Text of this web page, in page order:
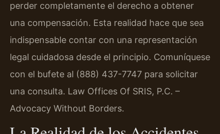
perder completamente el derecho a obtener
una compensación. Esta realidad hace que sea
indispensable contar con una representación
legal cuidadosa desde el principio. Comuníquese
con el bufete al (888) 437-7747 para solicitar
una consulta. Law Offices Of SRIS, P.C. –
Advocacy Without Borders.